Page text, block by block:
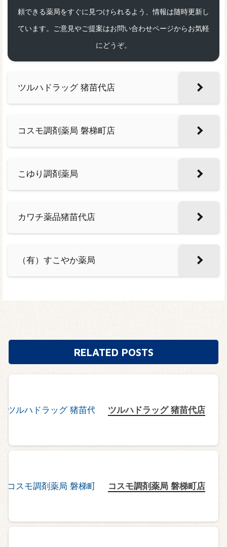
頼できる薬局をすぐに見つけられるよう、情報は随時更新し
ています。ご意見やご提案はお問い合わせページからお気軽
にどうぞ。
ツルハドラッグ 猪苗代店
コスモ調剤薬局 磐梯町店
こゆり調剤薬局
カワチ薬品猪苗代店
（有）すこやか薬局
RELATED POSTS
ツルハドラッグ 猪苗代店
コスモ調剤薬局 磐梯町店